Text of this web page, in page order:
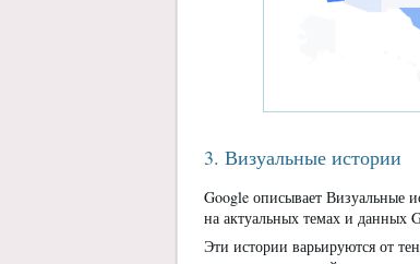
3. Визуальные истории
Google описывает Визуальные
на актуальных темах и данных
Эти истории варьируются от